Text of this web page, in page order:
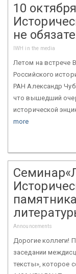
10
не
IWH in the media
Летом на встрече
Российского
РАН Александр
что вышедший
исторической
more
Announcements
Дорогие коллеги!
заседании
тексты», которое